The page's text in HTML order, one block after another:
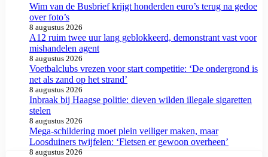
Wim van de Busbrief krijgt honderden euro’s terug na gedoe
over foto’s
8 augustus 2026
A12 ruim twee uur lang geblokkeerd, demonstrant vast voor
mishandelen agent
8 augustus 2026
Voetbalclubs vrezen voor start competitie: ‘De ondergrond is
net als zand op het strand’
8 augustus 2026
Inbraak bij Haagse politie: dieven wilden illegale sigaretten
stelen
8 augustus 2026
Mega-schildering moet plein veiliger maken, maar
Loosduiners twijfelen: ‘Fietsen er gewoon overheen’
8 augustus 2026